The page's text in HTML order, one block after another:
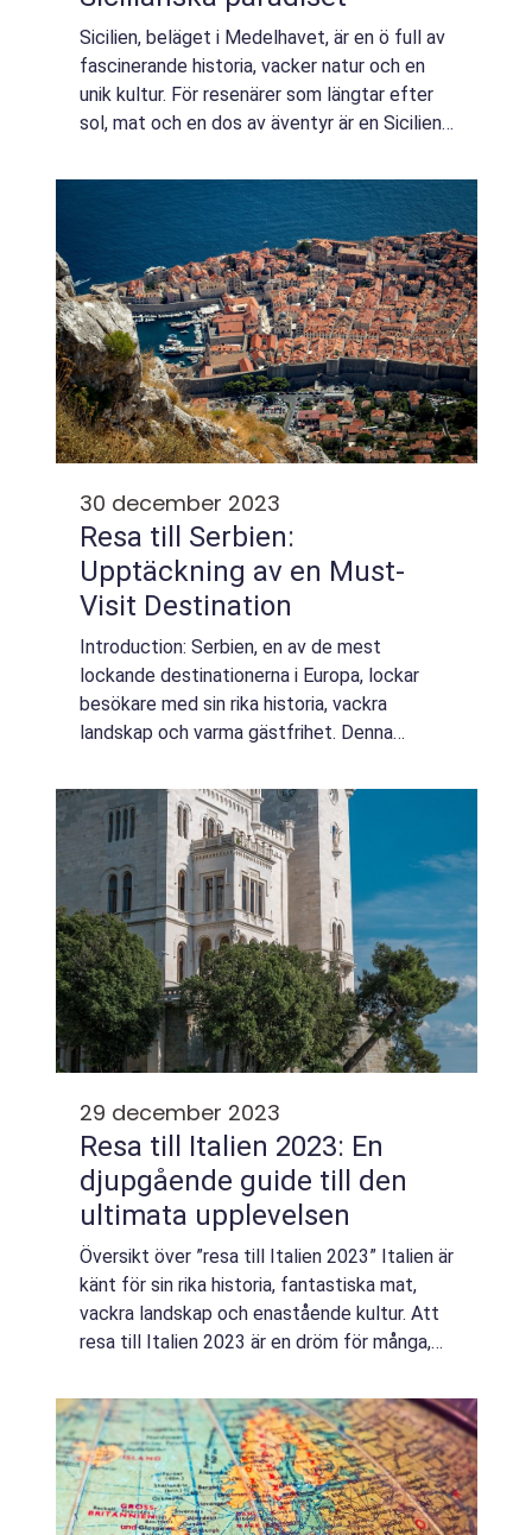
Sicilien, beläget i Medelhavet, är en ö full av
fascinerande historia, vacker natur och en
unik kultur. För resenärer som längtar efter
sol, mat och en dos av äventyr är en Sicilien
kommer vi att utforska och ...
30 december 2023
Resa till Serbien:
Upptäckning av en Must-
Visit Destination
Introduction: Serbien, en av de mest
lockande destinationerna i Europa, lockar
besökare med sin rika historia, vackra
landskap och varma gästfrihet. Denna
djupgående och högkvalitativ inblick i resa
till Serb...
29 december 2023
Resa till Italien 2023: En
djupgående guide till den
ultimata upplevelsen
Översikt över ”resa till Italien 2023” Italien är
känt för sin rika historia, fantastiska mat,
vackra landskap och enastående kultur. Att
resa till Italien 2023 är en dröm för många,
Landet erbjude...